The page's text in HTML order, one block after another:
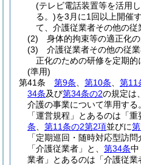
(テレビ電話装置等を活用
る。)を3月に1回以上開催
て、介護従業者その他の従
(2)
身体的拘束等の適正化
(3)
介護従業者その他の従
正化のための研修を定期的
(準用)
第41条
第9条 第10条 第11
34条及び第34条の2の規定は
介護の事業について準用する。
「運営規程」とあるのは「
条
第11条の2第2項並びに
「定期巡回・随時対応型訪
「介護従業者」と、 第34条中
業者」とあるのは「介護従業